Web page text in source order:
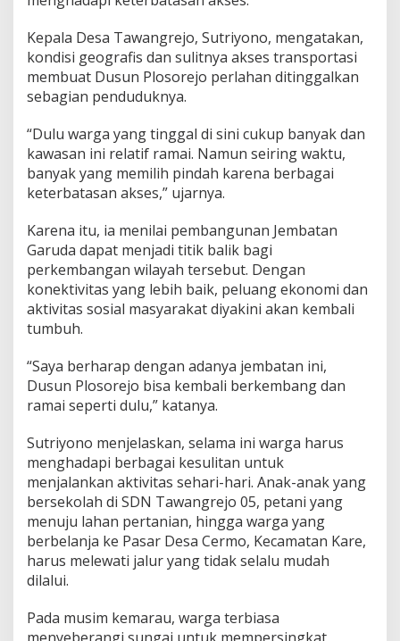
Kepala Desa Tawangrejo, Sutriyono, mengatakan,
kondisi geografis dan sulitnya akses transportasi
membuat Dusun Plosorejo perlahan ditinggalkan
sebagian penduduknya.
“Dulu warga yang tinggal di sini cukup banyak dan
kawasan ini relatif ramai. Namun seiring waktu,
banyak yang memilih pindah karena berbagai
keterbatasan akses,” ujarnya.
Karena itu, ia menilai pembangunan Jembatan
Garuda dapat menjadi titik balik bagi
perkembangan wilayah tersebut. Dengan
konektivitas yang lebih baik, peluang ekonomi dan
aktivitas sosial masyarakat diyakini akan kembali
tumbuh.
“Saya berharap dengan adanya jembatan ini,
Dusun Plosorejo bisa kembali berkembang dan
ramai seperti dulu,” katanya.
Sutriyono menjelaskan, selama ini warga harus
menghadapi berbagai kesulitan untuk
menjalankan aktivitas sehari-hari. Anak-anak yang
bersekolah di SDN Tawangrejo 05, petani yang
menuju lahan pertanian, hingga warga yang
berbelanja ke Pasar Desa Cermo, Kecamatan Kare,
harus melewati jalur yang tidak selalu mudah
dilalui.
Pada musim kemarau, warga terbiasa